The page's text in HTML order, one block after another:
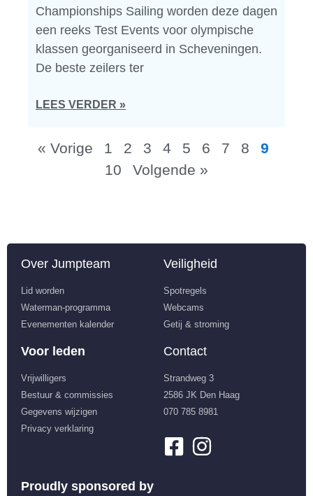
Championships Sailing worden deze dagen
een reeks Test Events voor olympische
klassen georganiseerd in Scheveningen.
De beste zeilers ter
LEES VERDER »
« Vorige 1 2 3 4 5 6 7 8
9
10
Volgende »
Over Jumpteam
Lid worden
Waterman-programma
Evenementen kalender
Veiligheid
Spotregels
Webcams
Getij & stroming
Voor leden
Vrijwilligers
Bestuur & commissies
Gegevens wijzigen
Privacy verklaring
Contact
Strandweg 3
2586 JK Den Haag
070 785 8981
Proudly sponsored by